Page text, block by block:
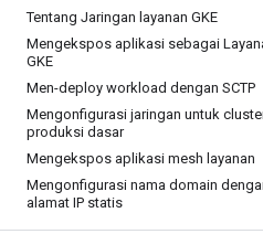
Tentang Jaringan layanan GKE
Mengekspos aplikasi sebagai
GKE
Men-deploy workload dengan SCTP
Mengonfigurasi jaringan untuk
produksi dasar
Mengekspos aplikasi mesh layanan
Mengonfigurasi nama domain
alamat IP statis